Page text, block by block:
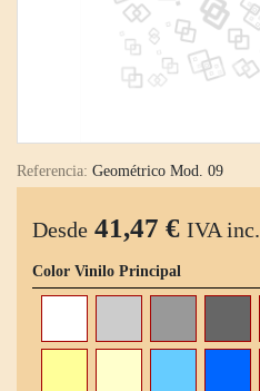
Referencia: Geométrico Mod. 09
Desde 41,47 € IVA inc.
Color Vinilo Principal